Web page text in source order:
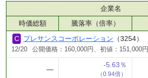
企業名
時価総額
騰落率（倍率）
プレサンスコーポレーション （3254）
12/20 公開価格：160,000円、初値：151,000円
―
-5.63％
（0.94倍）